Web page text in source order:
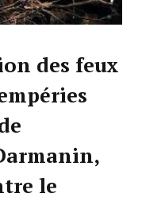
des feux
le